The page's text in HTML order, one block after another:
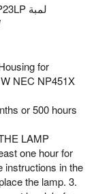
لمبة NEC NP451W – NP23LP بروجيكتور NEC NP451W
for
NEC NP451X
or 500 hours
LAMP
one hour for
instructions in the
the lamp. 3.